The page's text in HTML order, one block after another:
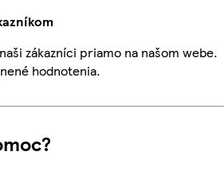
zákazníci priamo na našom webe.
hodnotenia.